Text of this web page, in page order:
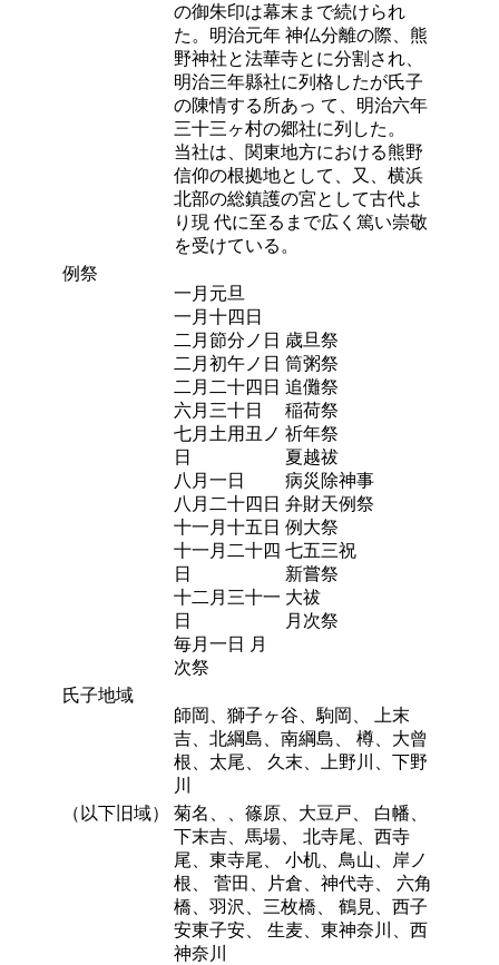
の御朱印は幕末まで続けられ
た。明治元年 神仏分離の際、熊
野神社と法華寺とに分割され、
明治三年縣社に列格したが氏子
の陳情する所あっ て、明治六年
三十三ヶ村の郷社に列した。
当社は、関東地方における熊野
信仰の根拠地として、又、横浜
北部の総鎮護の宮として古代よ
り現 代に至るまで広く篤い崇敬
を受けている。
例祭
一月元旦
一月十四日
二月節分ノ日
二月初午ノ日
二月二十四日
六月三十日
七月土用丑ノ
日
八月一日
八月二十四日
十一月十五日
十一月二十四
日
十二月三十一
日
毎月一日 月
次祭
歳旦祭
筒粥祭
追儺祭
稲荷祭
祈年祭
夏越祓
病災除神事
弁財天例祭
例大祭
七五三祝
新嘗祭
大祓
月次祭
氏子地域
師岡、獅子ヶ谷、駒岡、 上末
吉、北綱島、南綱島、 樽、大曾
根、太尾、 久末、上野川、下野
川
（以下旧域）
菊名、、篠原、大豆戸、 白幡、
下末吉、馬場、 北寺尾、西寺
尾、東寺尾、 小机、鳥山、岸ノ
根、 菅田、片倉、神代寺、 六角
橋、羽沢、三枚橋、 鶴見、西子
安東子安、 生麦、東神奈川、西
神奈川